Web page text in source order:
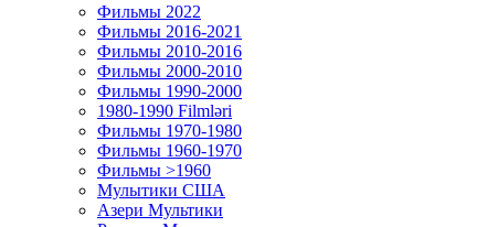
Фильмы 2022
Фильмы 2016-2021
Фильмы 2010-2016
Фильмы 2000-2010
Фильмы 1990-2000
1980-1990 Filmləri
Фильмы 1970-1980
Фильмы 1960-1970
Фильмы >1960
Мулытики США
Азери Мультики